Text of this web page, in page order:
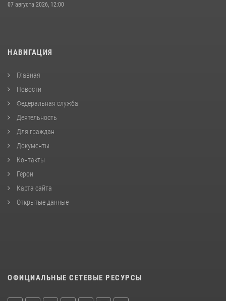
07 августа 2026, 12:00
НАВИГАЦИЯ
Главная
Новости
Федеральная служба
Деятельность
Для граждан
Документы
Контакты
Герои
Карта сайта
Открытые данные
ОФИЦИАЛЬНЫЕ СЕТЕВЫЕ РЕСУРСЫ